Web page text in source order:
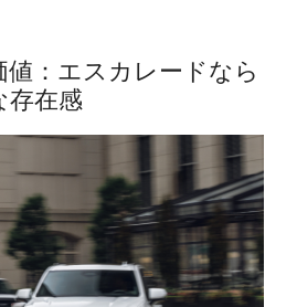
：エスカレードなら
存在感